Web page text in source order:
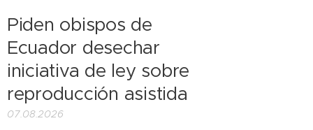
Piden obispos de
Ecuador desechar
iniciativa de ley sobre
reproducción asistida
07.08.2026